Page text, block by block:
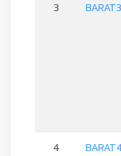
3
4